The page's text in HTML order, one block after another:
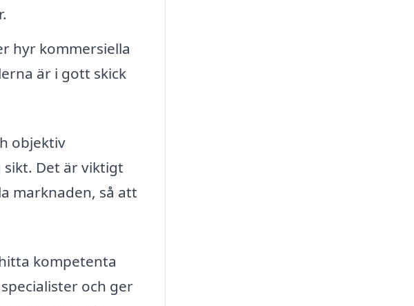
hyr kommersiella
är i gott skick
objektiv
Det är viktigt
marknaden, så att
kompetenta
och ger